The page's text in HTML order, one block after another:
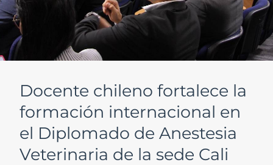
Docente chileno fortalece la
formación internacional en
el Diplomado de Anestesia
Veterinaria de la sede Cali